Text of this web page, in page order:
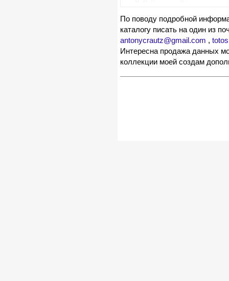
По поводу подробной
каталогу писать на один из
antonycrautz@gmail.com ,
Интересна продажа данных
коллекции моей создам